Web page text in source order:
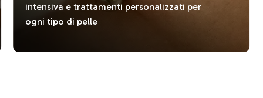
intensiva e trattamenti personalizzati per
ogni tipo di pelle